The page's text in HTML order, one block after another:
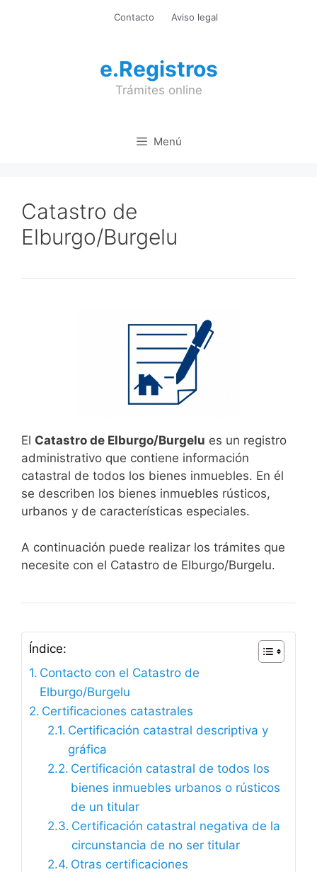
Contacto Aviso legal
e.Registros
Trámites online
Menú
Catastro de
Elburgo/Burgelu
El Catastro de Elburgo/Burgelu es un registro
administrativo que contiene información
catastral de todos los bienes inmuebles. En él
se describen los bienes inmuebles rústicos,
urbanos y de características especiales.
A continuación puede realizar los trámites que
necesite con el Catastro de Elburgo/Burgelu.
Índice:
Contacto con el Catastro de
Elburgo/Burgelu
Certificaciones catastrales
Certificación catastral descriptiva y
gráfica
Certificación catastral de todos los
bienes inmuebles urbanos o rústicos
de un titular
Certificación catastral negativa de la
circunstancia de no ser titular
Otras certificaciones